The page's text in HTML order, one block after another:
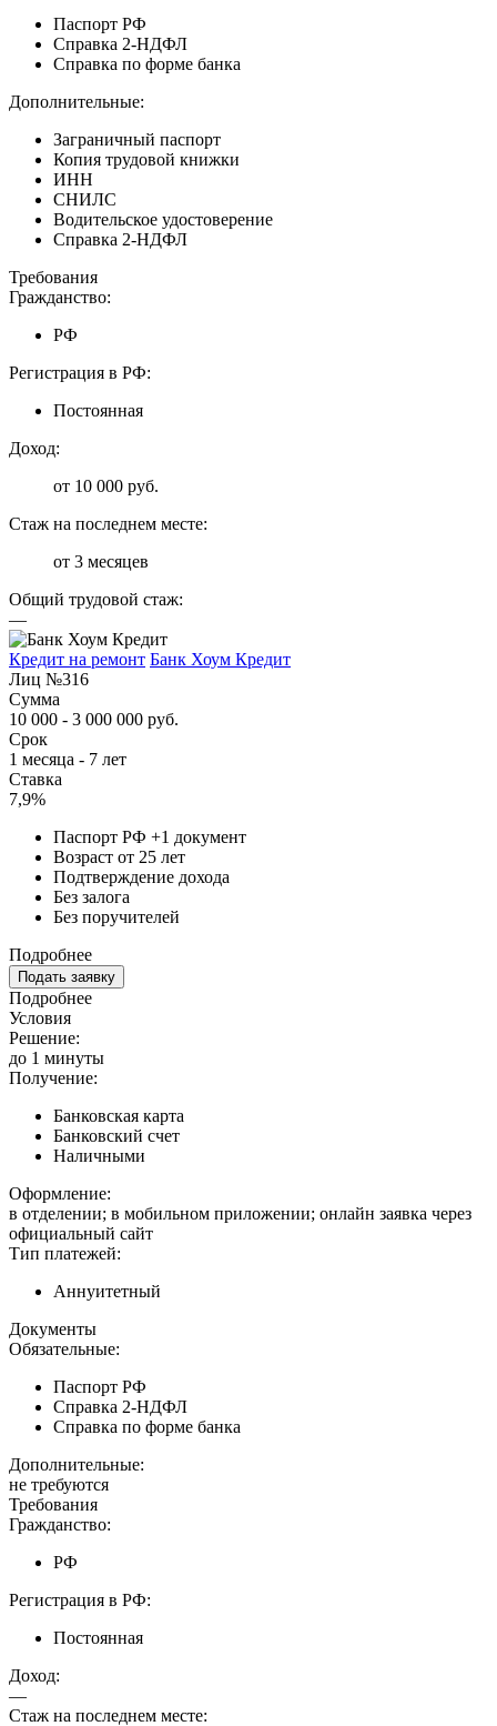
Паспорт РФ
Справка 2-НДФЛ
Справка по форме банка
Дополнительные:
Заграничный паспорт
Копия трудовой книжки
ИНН
СНИЛС
Водительское удостоверение
Справка 2-НДФЛ
Требования
Гражданство:
РФ
Регистрация в РФ:
Постоянная
Доход:
от 10 000 руб.
Стаж на последнем месте:
от 3 месяцев
Общий трудовой стаж:
—
Кредит на ремонт Банк Хоум Кредит
Лиц №316
Сумма
10 000 - 3 000 000 руб.
Срок
1 месяца - 7 лет
Ставка
7,9%
Паспорт РФ +1 документ
Возраст от 25 лет
Подтверждение дохода
Без залога
Без поручителей
Подробнее
Подать заявку
Подробнее
Условия
Решение:
до 1 минуты
Получение:
Банковская карта
Банковский счет
Наличными
Оформление:
в отделении; в мобильном приложении; онлайн заявка через
официальный сайт
Тип платежей:
Аннуитетный
Документы
Обязательные:
Паспорт РФ
Справка 2-НДФЛ
Справка по форме банка
Дополнительные:
не требуются
Требования
Гражданство:
РФ
Регистрация в РФ:
Постоянная
Доход:
—
Стаж на последнем месте: